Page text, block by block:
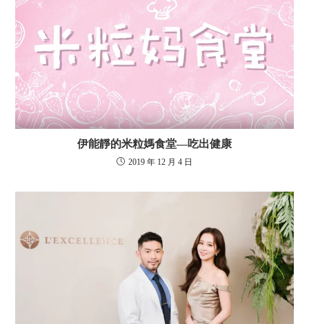
伊能靜的米粒媽食堂—吃出健康
2019 年 12 月 4 日